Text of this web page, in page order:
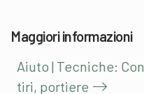
Maggiori informazioni
Aiuto | Tecniche:
tiri, portiere